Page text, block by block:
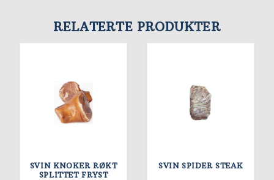
RELATERTE PRODUKTER
SVIN KNOKER RØKT
SPLITTET FRYST
SVIN SPIDER STEAK